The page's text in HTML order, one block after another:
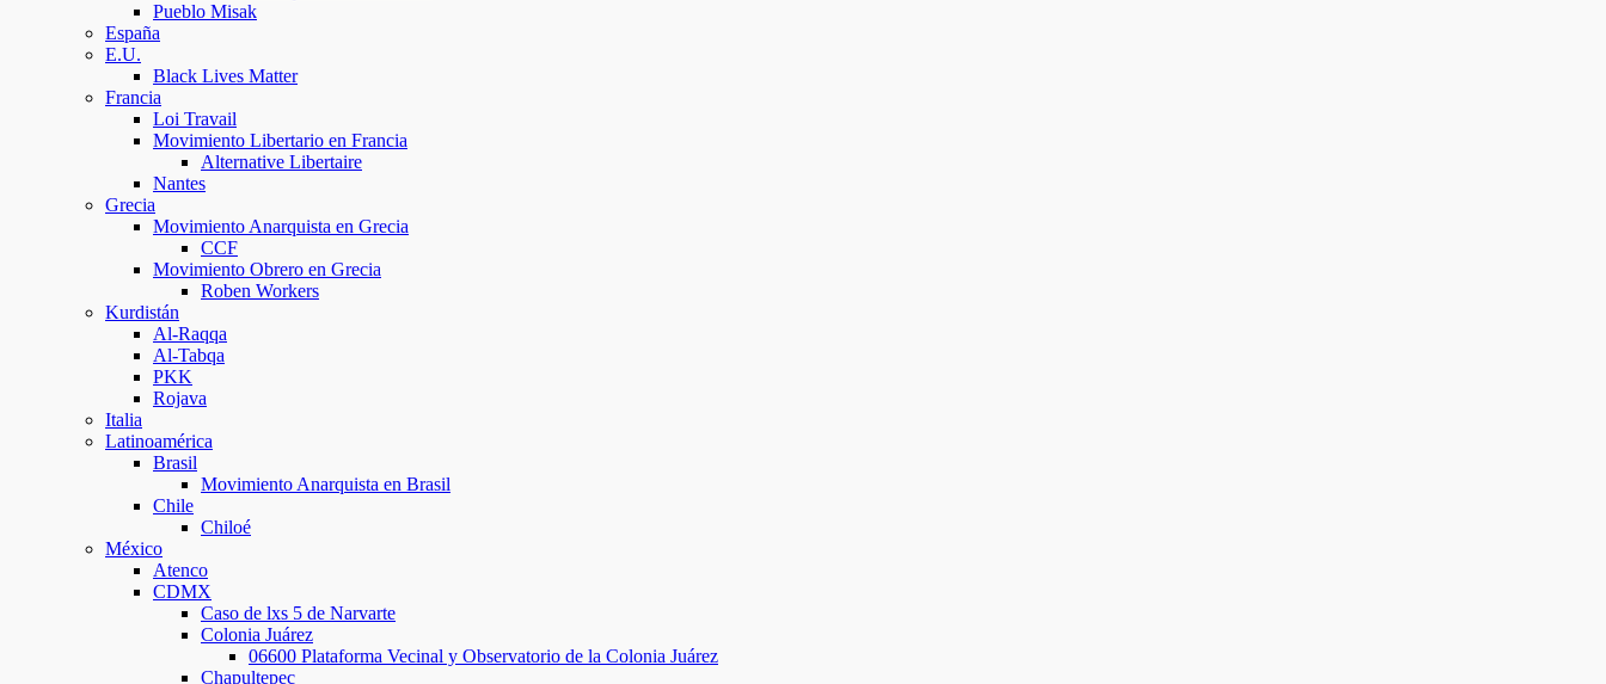
Pueblo Misak
España
E.U.
Black Lives Matter
Francia
Loi Travail
Movimiento Libertario en Francia
Alternative Libertaire
Nantes
Grecia
Movimiento Anarquista en Grecia
CCF
Movimiento Obrero en Grecia
Roben Workers
Kurdistán
Al-Raqqa
Al-Tabqa
PKK
Rojava
Italia
Latinoamérica
Brasil
Movimiento Anarquista en Brasil
Chile
Chiloé
México
Atenco
CDMX
Caso de lxs 5 de Narvarte
Colonia Juárez
06600 Plataforma Vecinal y Observatorio de la Colonia Juárez
Chapultepec